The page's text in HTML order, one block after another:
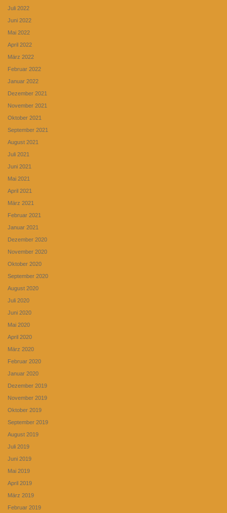
Juli 2022
Juni 2022
Mai 2022
April 2022
März 2022
Februar 2022
Januar 2022
Dezember 2021
November 2021
Oktober 2021
September 2021
August 2021
Juli 2021
Juni 2021
Mai 2021
April 2021
März 2021
Februar 2021
Januar 2021
Dezember 2020
November 2020
Oktober 2020
September 2020
August 2020
Juli 2020
Juni 2020
Mai 2020
April 2020
März 2020
Februar 2020
Januar 2020
Dezember 2019
November 2019
Oktober 2019
September 2019
August 2019
Juli 2019
Juni 2019
Mai 2019
April 2019
März 2019
Februar 2019